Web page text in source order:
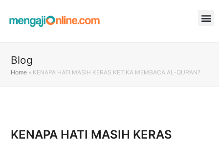
Blog
Home » KENAPA HATI MASIH KERAS KETIKA MEMBACA AL-QUR’AN?
KENAPA HATI MASIH KERAS